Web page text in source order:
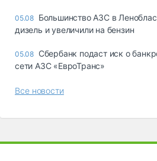
05.08 Большинство АЗС в
дизель и увеличили на бензин
05.08 Сбербанк подаст иск о
сети АЗС «ЕвроТранс»
Все новости